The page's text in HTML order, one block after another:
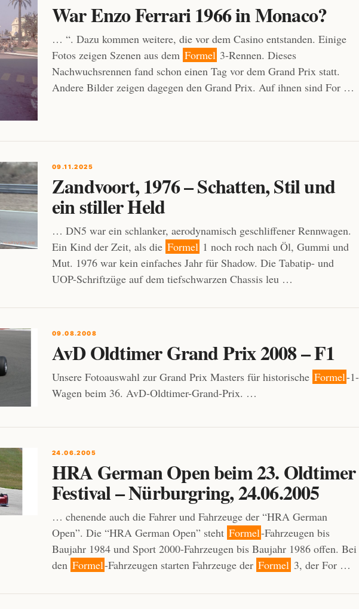
War Enzo Ferrari 1966 in Monaco?
… “. Dazu kommen weitere, die vor dem Casino entstanden. Einige
Fotos zeigen Szenen aus dem Formel 3-Rennen. Dieses
Nachwuchsrennen fand schon einen Tag vor dem Grand Prix statt.
Andere Bilder zeigen dagegen den Grand Prix. Auf ihnen sind For …
09.11.2025
Zandvoort, 1976 – Schatten, Stil und
ein stiller Held
… DN5 war ein schlanker, aerodynamisch geschliffener Rennwagen.
Ein Kind der Zeit, als die Formel 1 noch roch nach Öl, Gummi und
Mut. 1976 war kein einfaches Jahr für Shadow. Die Tabatip- und
UOP-Schriftzüge auf dem tiefschwarzen Chassis leu …
09.08.2008
AvD Oldtimer Grand Prix 2008 – F1
Unsere Fotoauswahl zur Grand Prix Masters für historische Formel-1-
Wagen beim 36. AvD-Oldtimer-Grand-Prix. …
24.06.2005
HRA German Open beim 23. Oldtimer
Festival – Nürburgring, 24.06.2005
… chenende auch die Fahrer und Fahrzeuge der “HRA German
Open”. Die “HRA German Open” steht Formel-Fahrzeugen bis
Baujahr 1984 und Sport 2000-Fahrzeugen bis Baujahr 1986 offen. Bei
den Formel-Fahrzeugen starten Fahrzeuge der Formel 3, der For …